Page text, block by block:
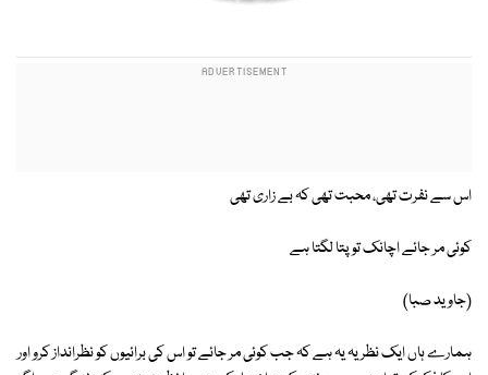
اس سے نفرت تھی، محبت تھی کہ بے زاری تھی
کوئی مر جائے اچانک تو پتا لگتا ہے
(جاوید صبا)
ہمارے ہاں ایک نظریہ یہ ہے کہ جب کوئی مر جائے تو اس کی برائیوں کو نظرانداز کرو اور